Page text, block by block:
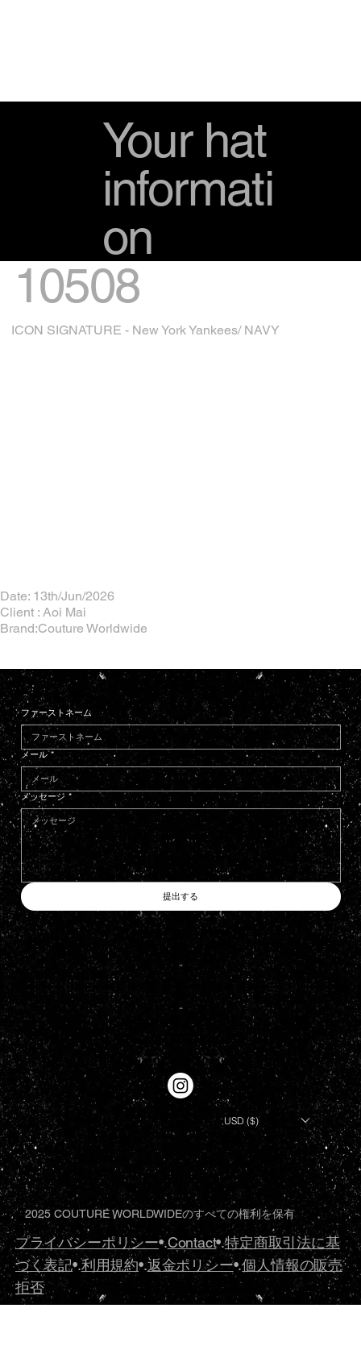
Your hat
informati
on
10508
ICON SIGNATURE - New York Yankees/ NAVY
Date: 13th/Jun/2026
Client : Aoi Mai
Brand:Couture Worldwide
ファーストネーム
メール *
メッセージ *
提出する
プライバシーポリシー•.Contact•.特定商取引法に基
づく表記•.利用規約•.返金ポリシー•.個人情報の販売
拒否
2025 COUTURE WORLDWIDEのすべての権利を保有
USD ($)